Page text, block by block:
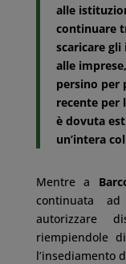
alle
continuare
scaricare
alle
persino per
recente per
è dovuta
un’intera
Mentre a
continuata
autorizzare
riempiendole
l’insediamento